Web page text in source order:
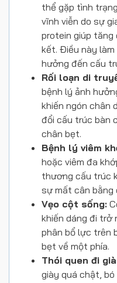
thể gặp tình
vĩnh viễn do sự
protein giúp tăng
kết. Điều này
hưởng đến cấu
Rối loạn di
bệnh lý ảnh
khiến ngón chân
đổi cấu trúc bàn
chân bẹt.
Bệnh lý viêm
hoặc viêm đa
thương cấu trúc
sự mất cân bằng
Vẹo cột sống:
khiến dáng đi trở
phân bổ lực trên
bẹt về một phía.
Thói quen đi
giày quá chật,